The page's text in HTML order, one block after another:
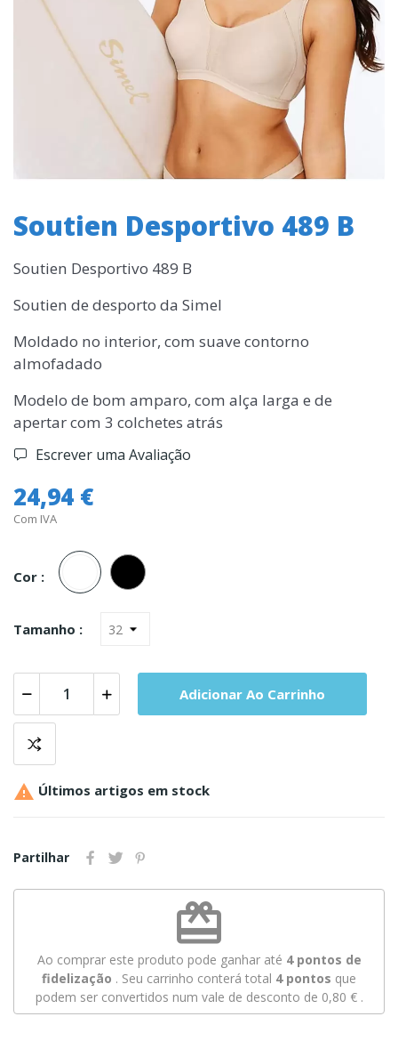
Soutien Desportivo 489 B
Soutien Desportivo 489 B
Soutien de desporto da Simel
Moldado no interior, com suave contorno
almofadado
Modelo de bom amparo, com alça larga e de
apertar com 3 colchetes atrás
Escrever uma Avaliação
24,94 €
Com IVA
Cor :
Branco
Tamanho :
Adicionar Ao Carrinho
 Últimos artigos em stock
Partilhar
redeem
Ao comprar este produto pode ganhar até 4pontos de
fidelização . Seu carrinho conterá total 4pontos que
podem ser convertidos num vale de desconto de 0,80 €.